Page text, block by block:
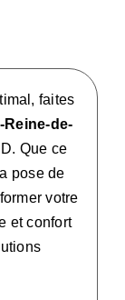
faites
Reine-de-
Que ce
pose de
votre
et confort